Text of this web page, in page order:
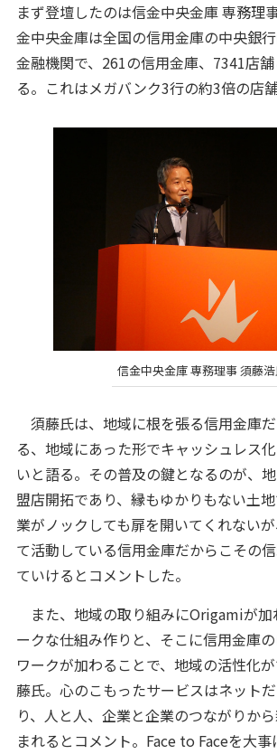
まず登壇したのは信金中央金庫 専務理
金中央金庫は全国の信用金庫の中央銀
金融機関で、261の信用金庫、7341店
る。これはメガバンク3行の約3倍の店
信金中央金庫 専務理事 須藤
須藤氏は、地域に根を張る信用金庫
る、地域にあった形でキャッシュレス
いと語る。その普及の鍵となるのが、
盟店開拓であり、縁もゆかりもない土
業がノックしても扉を開いてくれない
て活動している信用金庫だからこその
ていけるとコメントした。
また、地域の取り組みにOrigamiが加
ークな仕組み作りと、そこに信用金庫
ワークが加わることで、地域の活性化
藤氏。心のこもったサービスはネット
り、人と人、企業と企業のつながりか
まれるとコメント。Face to Faceを大